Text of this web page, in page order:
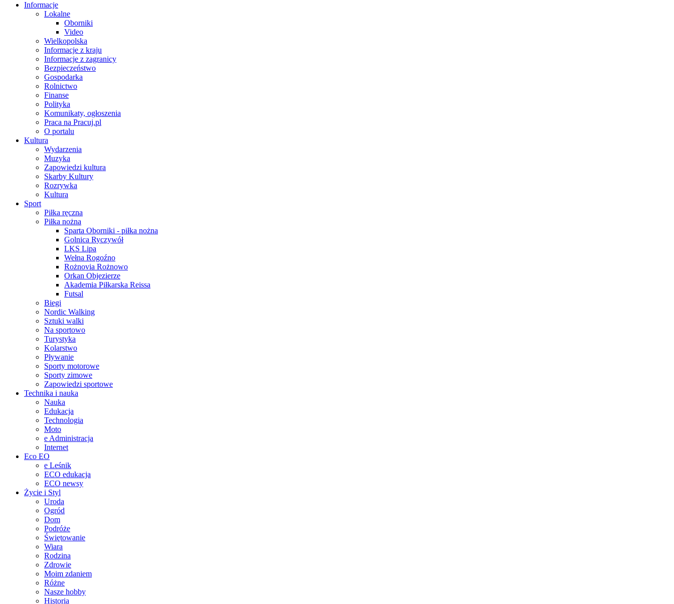
Informacje
Lokalne
Oborniki
Video
Wielkopolska
Informacje z kraju
Informacje z zagranicy
Bezpieczeństwo
Gospodarka
Rolnictwo
Finanse
Polityka
Komunikaty, ogłoszenia
Praca na Pracuj.pl
O portalu
Kultura
Wydarzenia
Muzyka
Zapowiedzi kultura
Skarby Kultury
Rozrywka
Kultura
Sport
Piłka ręczna
Piłka nożna
Sparta Oborniki - piłka nożna
Golnica Ryczywół
LKS Lipa
Wełna Rogoźno
Rożnovia Rożnowo
Orkan Objezierze
Akademia Piłkarska Reissa
Futsal
Biegi
Nordic Walking
Sztuki walki
Na sportowo
Turystyka
Kolarstwo
Pływanie
Sporty motorowe
Sporty zimowe
Zapowiedzi sportowe
Technika i nauka
Nauka
Edukacja
Technologia
Moto
e Administracja
Internet
Eco EO
e Leśnik
ECO edukacja
ECO newsy
Życie i Styl
Uroda
Ogród
Dom
Podróże
Świętowanie
Wiara
Rodzina
Zdrowie
Moim zdaniem
Różne
Nasze hobby
Historia